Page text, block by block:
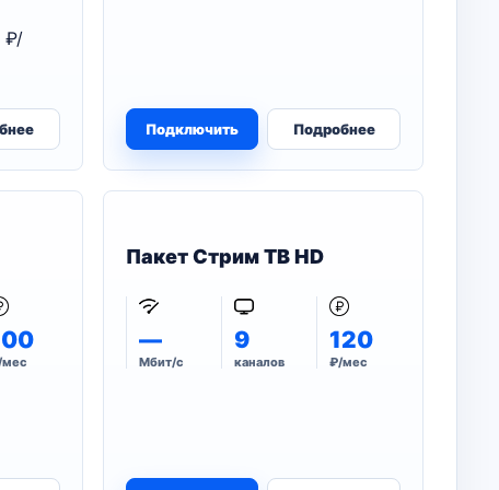
₽/
Подключить Подробнее
Пакет Стрим ТВ HD
—
Мбит/с
9
каналов
120
₽/мес